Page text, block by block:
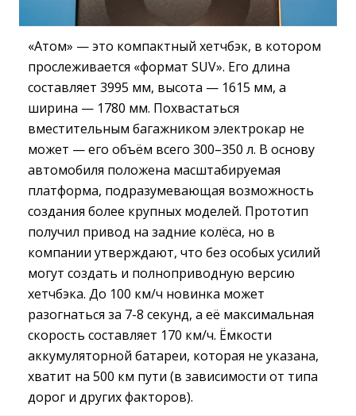
«Атом» — это компактный хетчбэк, в котором
прослеживается «формат SUV». Его длина
составляет 3995 мм, высота — 1615 мм, а
ширина — 1780 мм. Похвастаться
вместительным багажником электрокар не
может — его объём всего 300–350 л. В основу
автомобиля положена масштабируемая
платформа, подразумевающая возможность
создания более крупных моделей. Прототип
получил привод на задние колёса, но в
компании утверждают, что без особых усилий
могут создать и полноприводную версию
хетчбэка. До 100 км/ч новинка может
разогнаться за 7-8 секунд, а её максимальная
скорость составляет 170 км/ч. Ёмкости
аккумуляторной батареи, которая не указана,
хватит на 500 км пути (в зависимости от типа
дорог и других факторов).